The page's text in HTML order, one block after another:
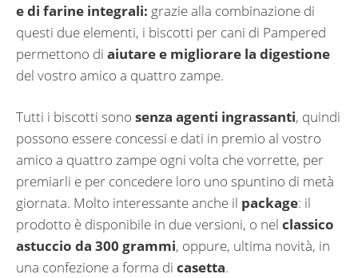
e di farine integrali: grazie alla combinazione di
questi due elementi, i biscotti per cani di Pampered
permettono di aiutare e migliorare la digestione
del vostro amico a quattro zampe.
Tutti i biscotti sono senza agenti ingrassanti, quindi
possono essere concessi e dati in premio al vostro
amico a quattro zampe ogni volta che vorrette, per
premiarli e per concedere loro uno spuntino di metà
giornata. Molto interessante anche il package: il
prodotto è disponibile in due versioni, o nel classico
astuccio da 300 grammi, oppure, ultima novità, in
una confezione a forma di casetta.